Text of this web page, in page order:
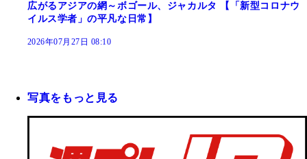
広がるアジアの網～ボゴール、ジャカルタ 【「新型コロナウ
イルス学者」の平凡な日常】
2026年07月27日 08:10
写真をもっと見る